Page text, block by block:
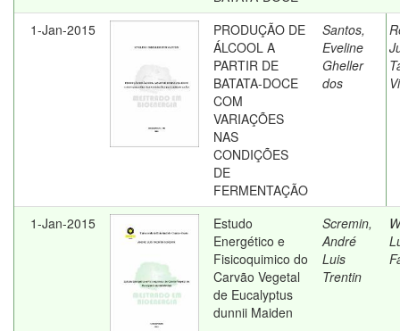
1-Jan-2015
PRODUÇÃO DE
ÁLCOOL A
PARTIR DE
BATATA-DOCE
COM
VARIAÇÕES
NAS
CONDIÇÕES
DE
FERMENTAÇÃO
Santos,
Eveline
Gheller
dos
1-Jan-2015
Estudo
Energético e
Fisicoquimico do
Carvão Vegetal
de Eucalyptus
dunnii Maiden
Scremin,
André
Luis
Trentin